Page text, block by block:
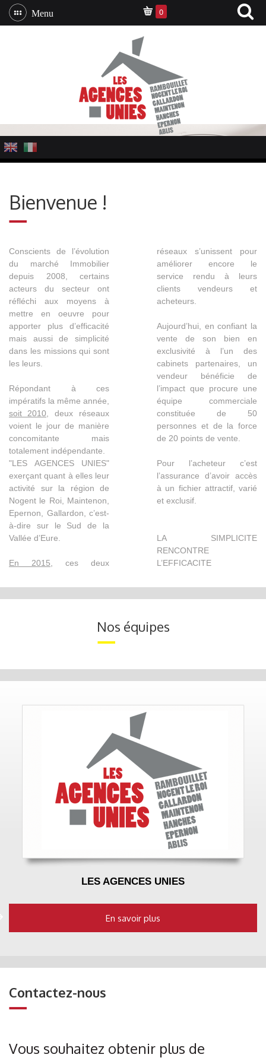
Menu 0
Bienvenue !
Conscients de l’évolution
du marché Immobilier
depuis 2008, certains
acteurs du secteur ont
réfléchi aux moyens à
mettre en oeuvre pour
apporter plus d’efficacité
mais aussi de simplicité
dans les missions qui sont
les leurs.
Répondant à ces
impératifs la même année,
soit 2010, deux réseaux
voient le jour de manière
concomitante mais
totalement indépendante.
"LES AGENCES UNIES"
exerçant quant à elles leur
activité sur la région de
Nogent le Roi, Maintenon,
Epernon, Gallardon, c’est-
à-dire sur le Sud de la
Vallée d’Eure.
En 2015, ces deux
réseaux s’unissent pour
améliorer encore le
service rendu à leurs
clients vendeurs et
acheteurs.
Aujourd’hui, en confiant la
vente de son bien en
exclusivité à l’un des
cabinets partenaires, un
vendeur bénéficie de
l’impact que procure une
équipe commerciale
constituée de 50
personnes et de la force
de 20 points de vente.
Pour l’acheteur c’est
l’assurance d’avoir accès
à un fichier attractif, varié
et exclusif.
LA SIMPLICITE
RENCONTRE
L’EFFICACITE
Nos équipes
LES AGENCES UNIES
En savoir plus
Contactez-nous
Vous souhaitez obtenir plus de